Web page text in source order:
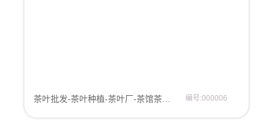
茶叶批发-茶叶种植-茶叶厂-茶馆茶道-茶叶公司-茶叶种植基地-茶馆网站模板-企业官网模板 编号:000006